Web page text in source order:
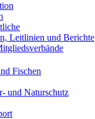
Leitlinien und Berichte
Fischen
und Naturschutz